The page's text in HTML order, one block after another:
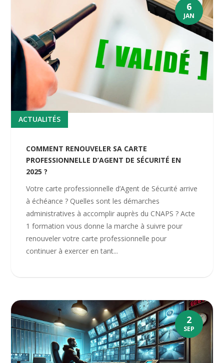
COMMENT RENOUVELER SA CARTE
PROFESSIONNELLE D’AGENT DE SÉCURITÉ EN
2025 ?
ACTUALITÉS
Votre carte professionnelle d’Agent de Sécurité arrive
à échéance ? Quelles sont les démarches
administratives à accomplir auprès du CNAPS ? Acte
1 formation vous donne la marche à suivre pour
renouveler votre carte professionnelle pour
continuer à exercer en tant...
6
JAN
2
SEP